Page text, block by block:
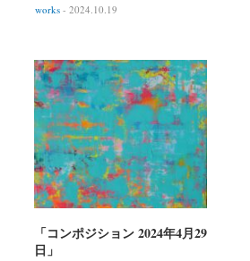
works - 2024.10.19
「コンポジション 2024年4月29
日」